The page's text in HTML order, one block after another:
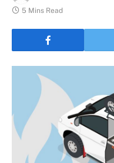
5 Mins Read